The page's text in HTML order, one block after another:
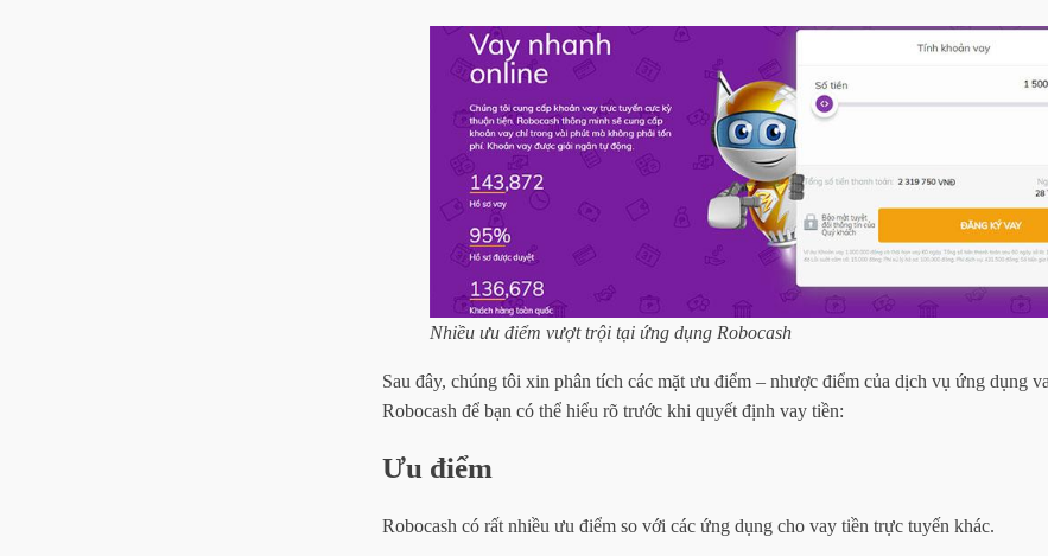
Nhiều ưu điểm vượt trội tại ứng dụng Robocash
Sau đây, chúng tôi xin phân tích các mặt ưu điểm – nhược điểm của dịch vụ ứng dụng
Robocash để bạn có thể hiểu rõ trước khi quyết định vay tiền:
Ưu điểm
Robocash có rất nhiều ưu điểm so với các ứng dụng cho vay tiền trực tuyến khác.